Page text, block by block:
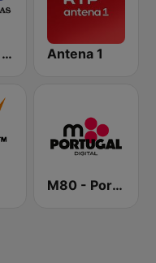
TSF Rádio Notícias Antena 1
M80 - Portugal